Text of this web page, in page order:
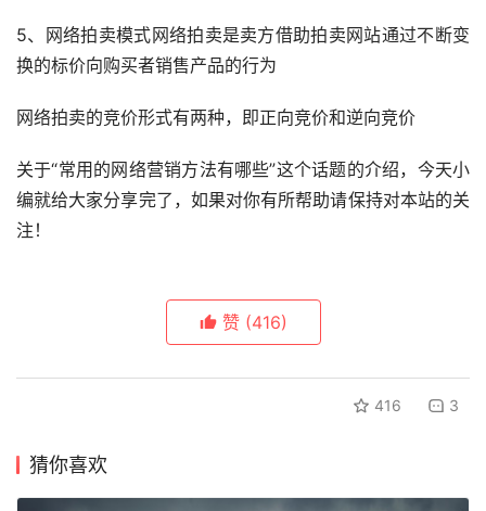
5、网络拍卖模式网络拍卖是卖方借助拍卖网站通过不断变
换的标价向购买者销售产品的行为
网络拍卖的竞价形式有两种，即正向竞价和逆向竞价
关于“常用的网络营销方法有哪些”这个话题的介绍，今天小
编就给大家分享完了，如果对你有所帮助请保持对本站的关
注！
赞 (416)
416 3
猜你喜欢